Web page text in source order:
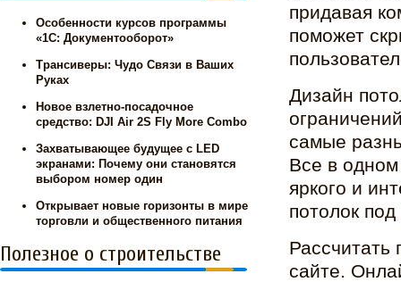
Особенности курсов программы
«1С: Документооборот»
Трансиверы: Чудо Связи в Ваших
Руках
Новое взлетно-посадочное
средство: DJI Air 2S Fly More Combo
Захватывающее будущее с LED
экранами: Почему они становятся
выбором номер один
Открывает новые горизонты в мире
торговли и общественного питания
Полезное о строительстве
придавая
поможет
Дизайн
самые
Все в одном
яркого и
потолок
Рассчитать
сайте.